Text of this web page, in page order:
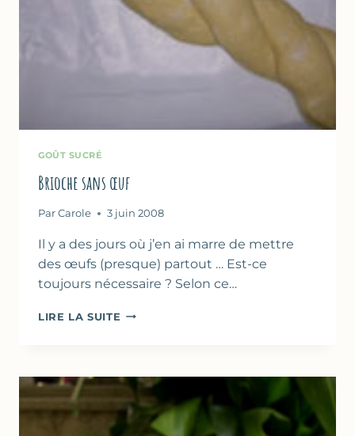
GOÛT SUCRÉ
Brioche sans œuf
Par Carole 3 juin 2008
Il y a des jours où j’en ai marre de mettre
des œufs (presque) partout … Est-ce
toujours nécessaire ? Selon ce…
LIRE LA SUITE BRIOCHE